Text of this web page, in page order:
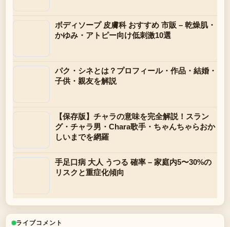
ボディソープ 皮膚科 おすすめ 市販 – 乾燥肌・
かゆみ・アトピー向け低刺激10選
パク・シネとは？プロフィール・作品・結婚・
子供・親友を解説
【保存版】チャラの意味を完全解説！スラン
グ・チャラ男・Chara歌手・ちゃんちゃらおか
しいまでを網羅
手足口病 大人 うつる 確率 – 家庭内5〜30%の
リスクと重症化傾向
ライブコメント